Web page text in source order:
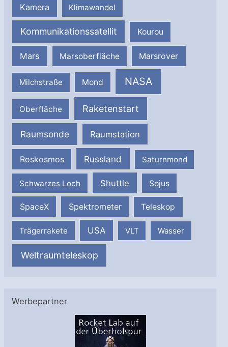
Kamera Klimawandel
Kommunikationssatellit Kourou
Mars Marsoberfläche Marsrover
Milchstraße Mond NASA
Oberfläche Raketenstart
Raumsonde Raumstation
Roskosmos Russland Saturnmond
Schwarzes Loch Shuttle Sojus
SpaceX Spektrometer Teleskop
Trägerrakete USA VLT Wasser
Weltraumteleskop
Werbepartner